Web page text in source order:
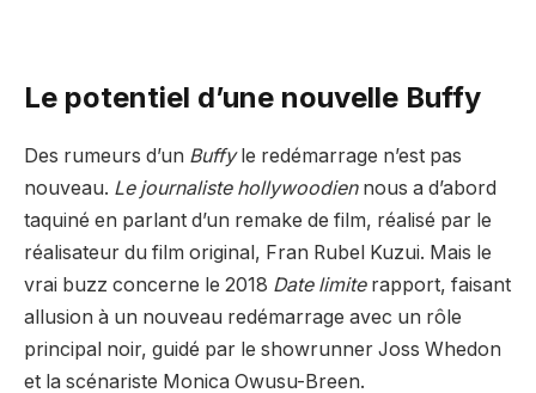
Le potentiel d’une nouvelle Buffy
Des rumeurs d’un Buffyle redémarrage n’est pas
nouveau. Le journaliste hollywoodiennous a d’abord
taquiné en parlant d’un remake de film, réalisé par le
réalisateur du film original, Fran Rubel Kuzui. Mais le
vrai buzz concerne le 2018 Date limiterapport, faisant
allusion à un nouveau redémarrage avec un rôle
principal noir, guidé par le showrunner Joss Whedon
et la scénariste Monica Owusu-Breen.